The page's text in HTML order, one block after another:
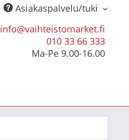
Asiakaspalvelu/tuki
info@vaihteistomarket.fi
010 33 66 333
Ma-Pe 9.00-16.00